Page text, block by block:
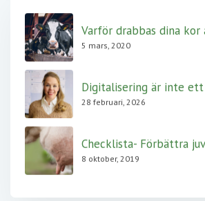
Varför drabbas dina kor
5 mars, 2020
Digitalisering är inte ett
28 februari, 2026
Checklista- Förbättra
8 oktober, 2019